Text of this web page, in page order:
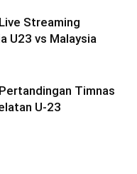
Streaming
U23 vs Malaysia
Timnas
U-23